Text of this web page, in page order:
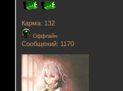
Карма: 132
Оффлайн
Сообщений: 1170